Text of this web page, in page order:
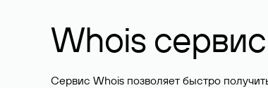
Whois сервис
Сервис Whois позволяет быстро